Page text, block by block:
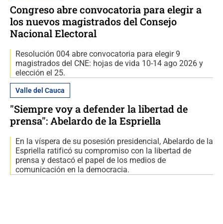
Congreso abre convocatoria para elegir a
los nuevos magistrados del Consejo
Nacional Electoral
Resolución 004 abre convocatoria para elegir 9
magistrados del CNE: hojas de vida 10-14 ago 2026 y
elección el 25.
Valle del Cauca
"Siempre voy a defender la libertad de
prensa": Abelardo de la Espriella
En la víspera de su posesión presidencial, Abelardo de la
Espriella ratificó su compromiso con la libertad de
prensa y destacó el papel de los medios de
comunicación en la democracia.